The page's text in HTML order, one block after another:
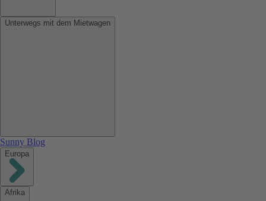
Unterwegs mit dem Mietwagen
Sunny Blog
Europa
Afrika